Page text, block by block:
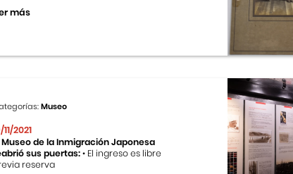
más
Museo
11/2021
Museo de la Inmigración Japonesa
sus puertas:• El ingreso es libre
reserva